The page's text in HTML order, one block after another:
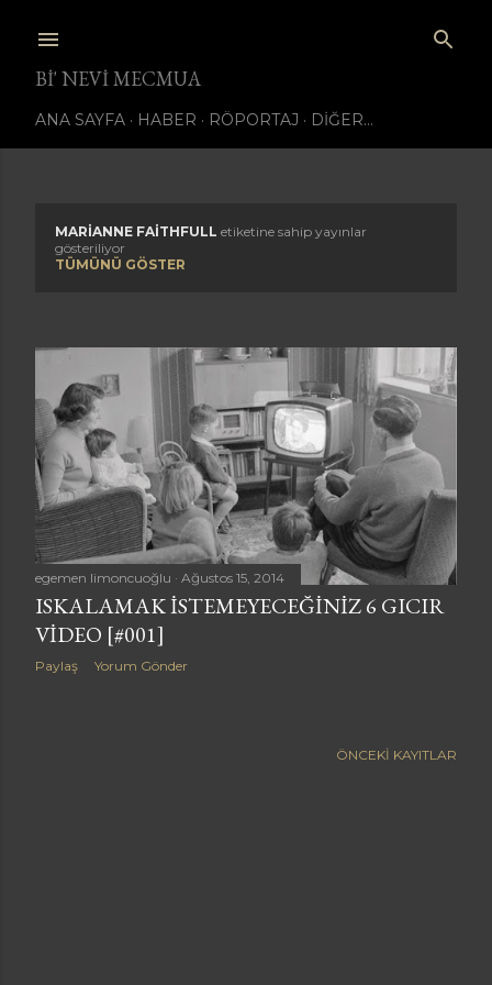
BI' NEVI MECMUA
ANA SAYFA HABER RÖPORTAJ DIĞER…
K
y
t
l
a
r
MARIANNE FAITHFULL etiketine sahip yayınlar
gösteriliyor
TÜMÜNÜ GÖSTER
egemen limoncuoğlu Ağustos 15, 2014
ISKALAMAK ISTEMEYECEĞINIZ 6 GICIR
VIDEO [#001]
Paylaş Yorum Gönder
ÖNCEKI KAYITLAR